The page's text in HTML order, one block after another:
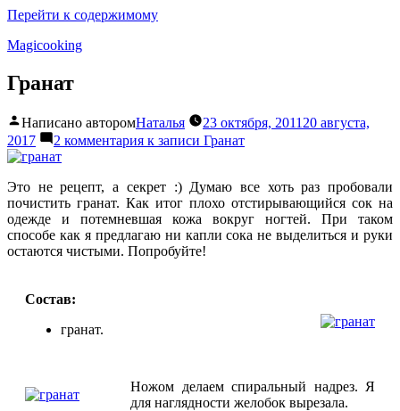
Перейти к содержимому
Magicooking
Гранат
Написано авторомНаталья 23 октября, 2011 20 августа,
2017
2 комментария к записи Гранат
Это не рецепт, а секрет :) Думаю все хоть раз пробовали
почистить гранат. Как итог плохо отстирывающийся сок на
одежде и потемневшая кожа вокруг ногтей. При таком
способе как я предлагаю ни капли сока не выделиться и руки
остаются чистыми. Попробуйте!
Состав:
гранат.
Ножом делаем спиральный надрез. Я
для наглядности желобок вырезала.